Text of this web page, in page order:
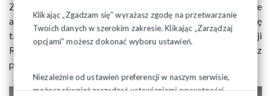
Klikając „Zgadzam się” wyrażasz zgodę na przetwarzanie
Twoich danych w szerokim zakresie. Klikając „Zarządzaj
opcjami” możesz dokonać wyboru ustawień.
Niezależnie od ustawień preferencji w naszym serwisie,
możesz również zarządzać ustawieniami prywatności
Związkowych w Regionie, szczególnie do tych, które
aktywnie wspierały wszelkie działania związku, zwrócił się
także do członków Zarządu Regionu i Regionalnej Komisji
Rewizyjnej przekazując im listy gratulacyjne z
podziękowaniem za wykonaną pracę w mijającej kadencji.